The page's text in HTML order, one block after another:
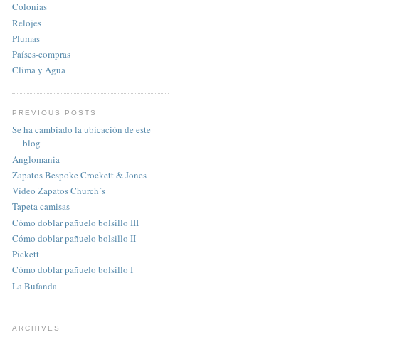
Colonias
Relojes
Plumas
Paí­ses-compras
Clima y Agua
PREVIOUS POSTS
Se ha cambiado la ubicación de este
blog
Anglomania
Zapatos Bespoke Crockett & Jones
Vídeo Zapatos Church´s
Tapeta camisas
Cómo doblar pañuelo bolsillo III
Cómo doblar pañuelo bolsillo II
Pickett
Cómo doblar pañuelo bolsillo I
La Bufanda
ARCHIVES